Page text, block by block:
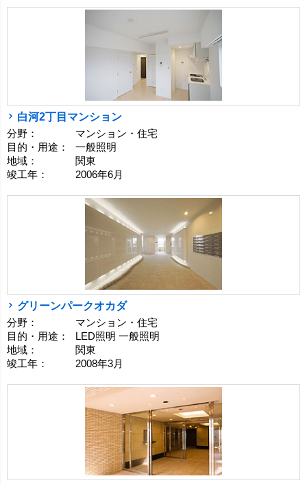
白河2丁目マンション
分野：
マンション・住宅
目的・用途：
一般照明
地域：
関東
竣工年：
2006年6月
グリーンパークオカダ
分野：
マンション・住宅
目的・用途：
LED照明 一般照明
地域：
関東
竣工年：
2008年3月